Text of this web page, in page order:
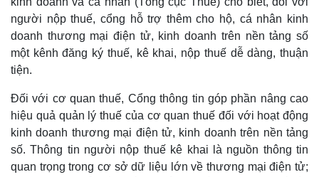
Thông tin doanh nghiệp
Doanh nghiệp 24h
Doanh nhân
Vì cộng đồng
Sành điệu
Tin Công nghệ
Trải nghiệm
Chuyển đổi số
người nộp thuế, cổng hỗ trợ thêm cho hộ, cá nhân kinh
doanh thương mại điện tử, kinh doanh trên nền tảng số
một kênh đăng ký thuế, kê khai, nộp thuế dễ dàng, thuận
tiện.
Đối với cơ quan thuế, Cổng thông tin góp phần nâng cao
hiệu quả quản lý thuế của cơ quan thuế đối với hoạt động
kinh doanh thương mại điện tử, kinh doanh trên nền tảng
số. Thông tin người nộp thuế kê khai là nguồn thông tin
quan trọng trong cơ sở dữ liệu lớn về thương mại điện tử;